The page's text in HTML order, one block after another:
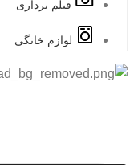
فیلم برداری
لوازم خانگی